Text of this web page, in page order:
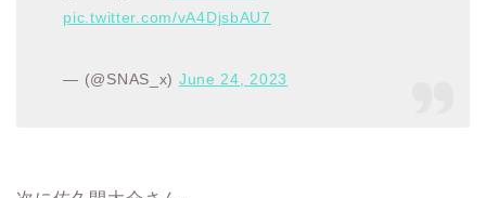
pic.twitter.com/vA4DjsbAU7
— (@SNAS_x) June 24, 2023